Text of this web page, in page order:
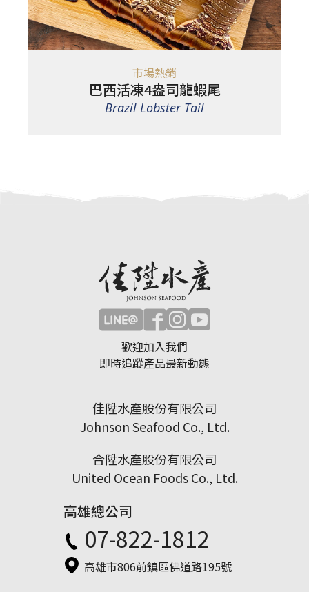
市場熱銷
巴西活凍4盎司龍蝦尾
Brazil Lobster Tail
歡迎加入我們
即時追蹤產品最新動態
佳陞水產股份有限公司
Johnson Seafood Co., Ltd.
合陞水產股份有限公司
United Ocean Foods Co., Ltd.
高雄總公司
07-822-1812
高雄市806前鎮區佛道路195號